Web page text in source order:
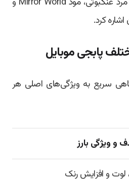
کرد.
پابجی موبایل
سریع به ویژگی‌های اصلی هر
و ویژگی بارز
لوت و افزایش رنک